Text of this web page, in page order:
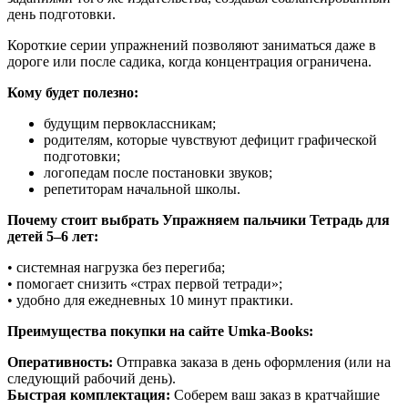
день подготовки.
Короткие серии упражнений позволяют заниматься даже в
дороге или после садика, когда концентрация ограничена.
Кому будет полезно:
будущим первоклассникам;
родителям, которые чувствуют дефицит графической
подготовки;
логопедам после постановки звуков;
репетиторам начальной школы.
Почему стоит выбрать Упражняем пальчики Тетрадь для
детей 5–6 лет:
• системная нагрузка без перегиба;
• помогает снизить «страх первой тетради»;
• удобно для ежедневных 10 минут практики.
Преимущества покупки на сайте Umka-Books:
Оперативность: Отправка заказа в день оформления (или на
следующий рабочий день).
Быстрая комплектация: Соберем ваш заказ в кратчайшие